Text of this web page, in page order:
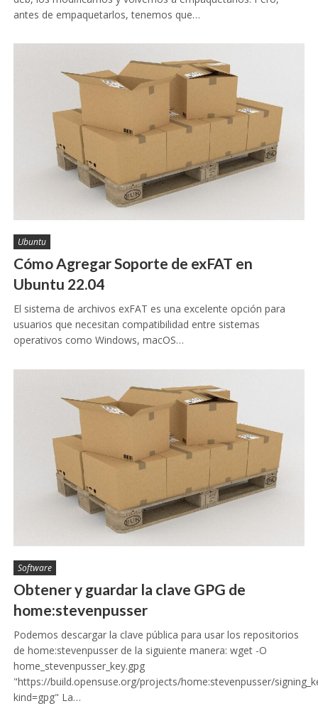
antes de empaquetarlos, tenemos que…
Ubuntu
Cómo Agregar Soporte de exFAT en
Ubuntu 22.04
El sistema de archivos exFAT es una excelente opción para
usuarios que necesitan compatibilidad entre sistemas
operativos como Windows, macOS…
Software
Obtener y guardar la clave GPG de
home:stevenpusser
Podemos descargar la clave pública para usar los repositorios
de home:stevenpusser de la siguiente manera: wget -O
home_stevenpusser_key.gpg
"https://build.opensuse.org/projects/home:stevenpusser/
kind=gpg" La…